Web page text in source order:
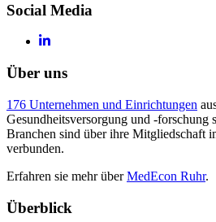
Social Media
Über uns
176 Unternehmen und Einrichtungen
Gesundheitsversorgung und -forschung
Branchen sind über ihre Mitgliedschaft
verbunden.
Erfahren sie mehr überMedEcon Ruhr.
Überblick